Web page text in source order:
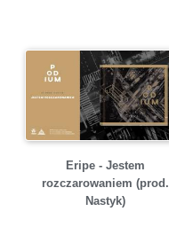
Eripe - Jestem
rozczarowaniem (prod.
Nastyk)